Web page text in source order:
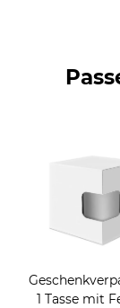
1 Tasse mit